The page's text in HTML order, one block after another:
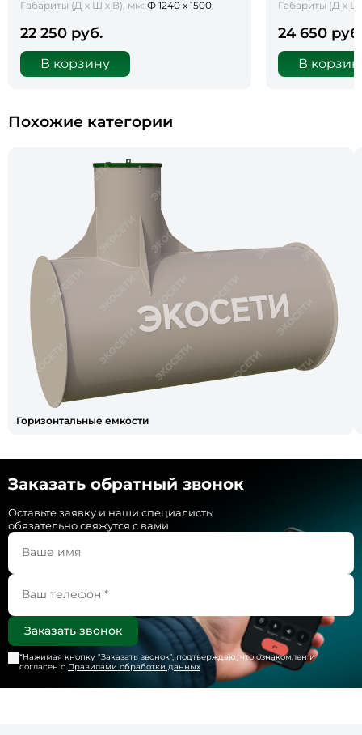
Габариты (Д х Ш х В), мм: Ф 1240 х 1500
22 250 руб.
В корзину
Габариты (Д х Ш
24 650 руб.
В
Похожие категории
Горизонтальные емкости
Заказать обратный звонок
Оставьте заявку и наши специалисты
обязательно свяжутся с вами
*Нажимая кнопку "Заказать звонок", подтверждаю, что ознакомлен и
согласен с Правилами обработки данных